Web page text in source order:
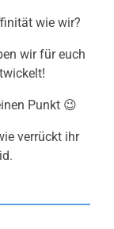
wie wir?
wir für euch
Punkt 😉
verrückt ihr